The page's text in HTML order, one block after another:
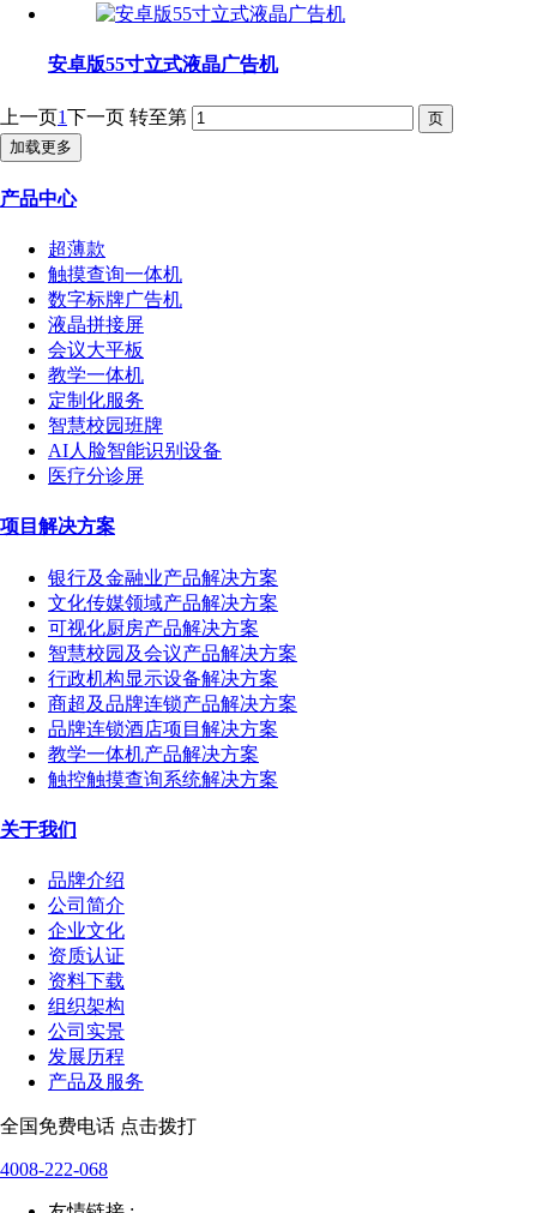
安卓版55寸立式液晶广告机
上一页1下一页 转至第
加载更多
产品中心
超薄款
触摸查询一体机
数字标牌广告机
液晶拼接屏
会议大平板
教学一体机
定制化服务
智慧校园班牌
AI人脸智能识别设备
医疗分诊屏
项目解决方案
银行及金融业产品解决方案
文化传媒领域产品解决方案
可视化厨房产品解决方案
智慧校园及会议产品解决方案
行政机构显示设备解决方案
商超及品牌连锁产品解决方案
品牌连锁酒店项目解决方案
教学一体机产品解决方案
触控触摸查询系统解决方案
关于我们
品牌介绍
公司简介
企业文化
资质认证
资料下载
组织架构
公司实景
发展历程
产品及服务
全国免费电话 点击拨打
4008-222-068